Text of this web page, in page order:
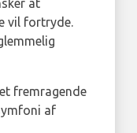
at
vil fortryde.
fremragende
af